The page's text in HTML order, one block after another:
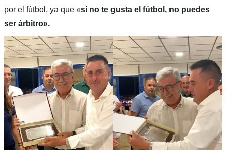
por el fútbol, ya que «si no te gusta el fútbol, no puedes
ser árbitro».